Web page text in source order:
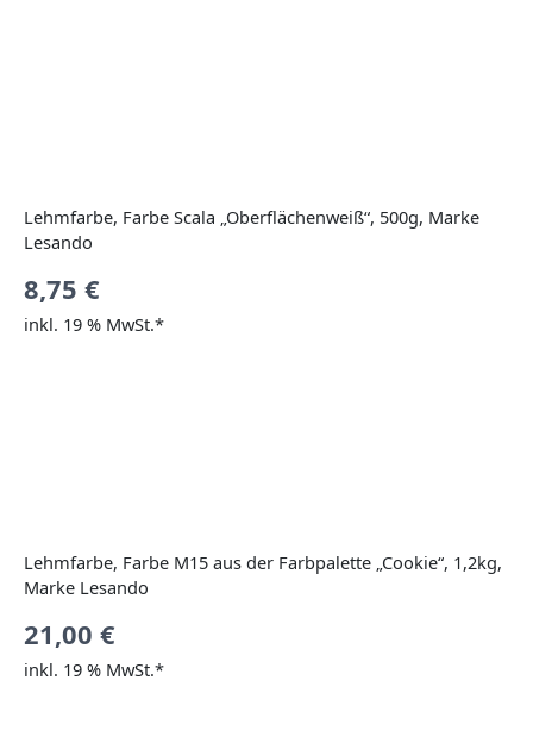
Lehmfarbe, Farbe Scala „Oberflächenweiß“, 500g, Marke
Lesando
8,75 €
inkl. 19 % MwSt.*
Lehmfarbe, Farbe M15 aus der Farbpalette „Cookie“, 1,2kg,
Marke Lesando
21,00 €
inkl. 19 % MwSt.*